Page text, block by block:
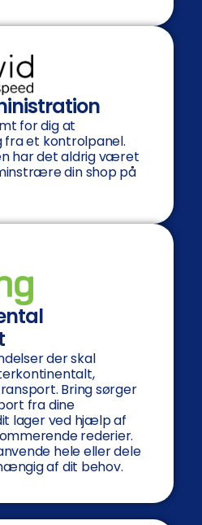
for dig at
fra et kontrolpanel.
har det aldrig været
din shop på
der skal
Bring sørger
fra dine
lager ved hjælp af
rederier.
hele eller dele
af dit behov.